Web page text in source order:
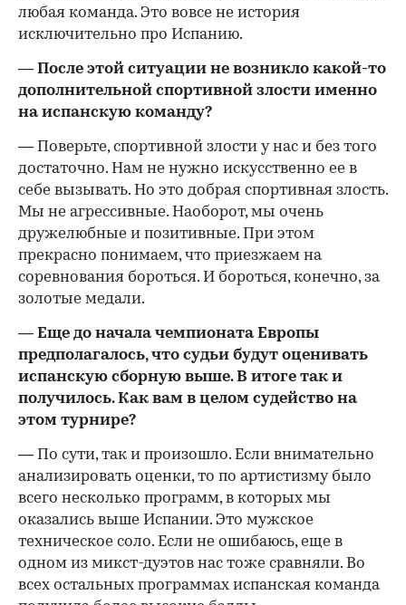
любая команда. Это вовсе не история
исключительно про Испанию.
— После этой ситуации не возникло какой-то
дополнительной спортивной злости именно
на испанскую команду?
— Поверьте, спортивной злости у нас и без того
достаточно. Нам не нужно искусственно ее в
себе вызывать. Но это добрая спортивная злость.
Мы не агрессивные. Наоборот, мы очень
дружелюбные и позитивные. При этом
прекрасно понимаем, что приезжаем на
соревнования бороться. И бороться, конечно, за
золотые медали.
— Еще до начала чемпионата Европы
предполагалось, что судьи будут оценивать
испанскую сборную выше. В итоге так и
получилось. Как вам в целом судейство на
этом турнире?
— По сути, так и произошло. Если внимательно
анализировать оценки, то по артистизму было
всего несколько программ, в которых мы
оказались выше Испании. Это мужское
техническое соло. Если не ошибаюсь, еще в
одном из микст-дуэтов нас тоже сравняли. Во
всех остальных программах испанская команда